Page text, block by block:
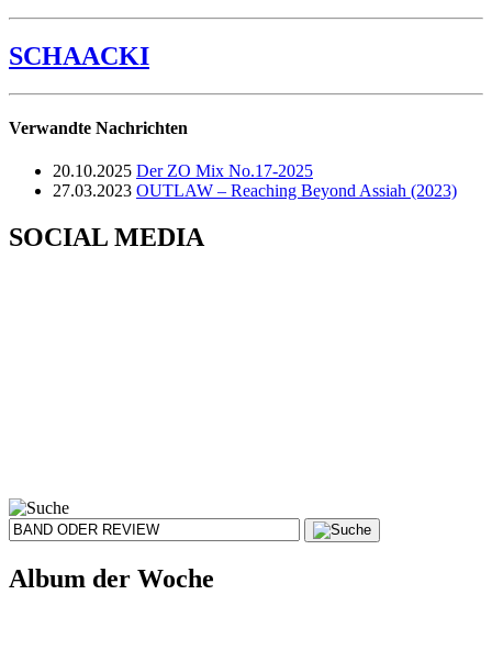
SCHAACKI
Verwandte Nachrichten
20.10.2025 Der ZO Mix No.17-2025
27.03.2023 OUTLAW – Reaching Beyond Assiah (2023)
SOCIAL MEDIA
Album der Woche